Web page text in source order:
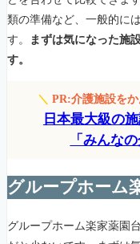
類の準備など、一般的に
す。
まずは気になった施
す。
＼PR:介護施設を
日本最大級の
「みんな
グループホーム
グループホーム楽家薬園